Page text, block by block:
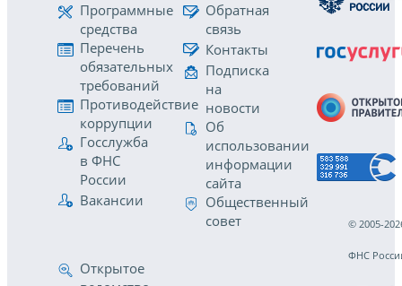
Программные
средства
Перечень
обязательных
требований
Противодействие
коррупции
Госслужба
в ФНС
России
Вакансии
Обратная
связь
Контакты
Подписка
на
новости
Об
использовании
информации
сайта
Общественный
совет
Открытое
© 2005-
ФНС